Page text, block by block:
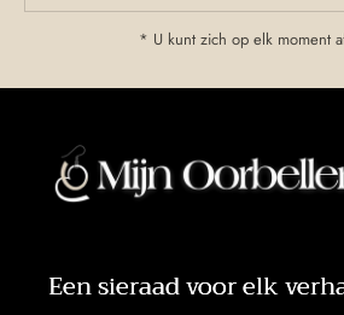
* U kunt zich op elk moment
Een sieraad voor elk